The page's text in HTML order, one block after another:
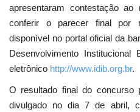
apresentaram contestação ao
conferir o parecer final por
disponível no portal oficial da
Desenvolvimento
eletrônico http://www.idib.org.br.
O resultado final do concurso
divulgado no dia 7 de abril,